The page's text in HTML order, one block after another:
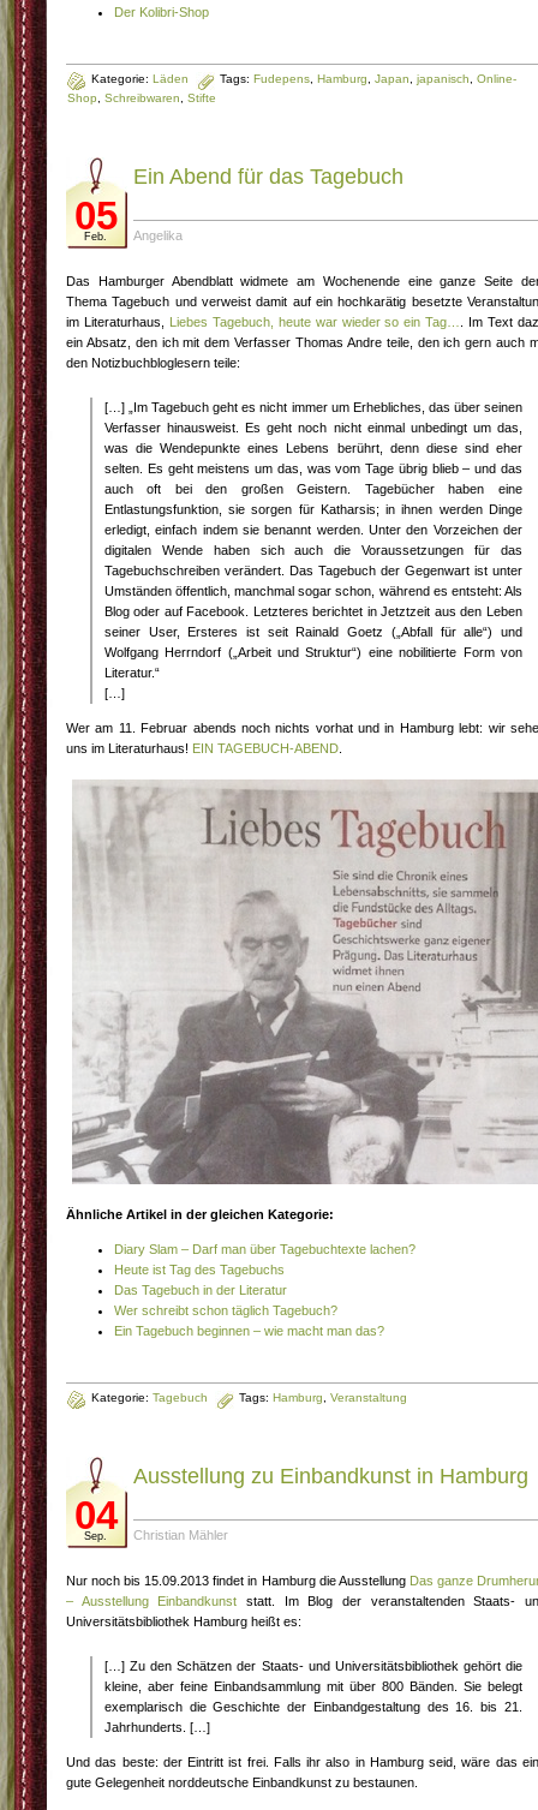
Der Kolibri-Shop
Kategorie: Läden Tags: Fudepens Hamburg Japan japanisch
Online-
Shop
Schreibwaren Stifte
05
Feb.
Ein Abend für das Tagebuch
Angelika
Das Hamburger Abendblatt widmete am Wochenende eine ganze Seite
Thema Tagebuch und verweist damit auf ein hochkarätig besetzte
im Literaturhaus, Liebes Tagebuch, heute war wieder so ein Tag…
. Im Text
ein Absatz, den ich mit dem Verfasser Thomas Andre teile, den ich gern auch
den Notizbuchbloglesern teile:
[…] „Im Tagebuch geht es nicht immer um Erhebliches, das über seinen
Verfasser hinausweist. Es geht noch nicht einmal unbedingt um das,
was die Wendepunkte eines Lebens berührt, denn diese sind eher
selten. Es geht meistens um das, was vom Tage übrig blieb – und das
auch oft bei den großen Geistern. Tagebücher haben eine
Entlastungsfunktion, sie sorgen für Katharsis; in ihnen werden Dinge
erledigt, einfach indem sie benannt werden. Unter den Vorzeichen der
digitalen Wende haben sich auch die Voraussetzungen für das
Tagebuchschreiben verändert. Das Tagebuch der Gegenwart ist unter
Umständen öffentlich, manchmal sogar schon, während es entsteht: Als
Blog oder auf Facebook. Letzteres berichtet in Jetztzeit aus den Leben
seiner User, Ersteres ist seit Rainald Goetz („Abfall für alle“) und
Wolfgang Herrndorf („Arbeit und Struktur“) eine nobilitierte Form von
Literatur.“
[…]
Wer am 11. Februar abends noch nichts vorhat und in Hamburg lebt: wir
uns im Literaturhaus! EIN TAGEBUCH-ABEND
Ähnliche Artikel in der gleichen Kategorie:
Diary Slam – Darf man über Tagebuchtexte lachen?
Heute ist Tag des Tagebuchs
Das Tagebuch in der Literatur
Wer schreibt schon täglich Tagebuch?
Ein Tagebuch beginnen – wie macht man das?
Kategorie: Tagebuch Tags: Hamburg Veranstaltung
04
Sep.
Ausstellung zu Einbandkunst in Hamburg
Christian Mähler
Nur noch bis 15.09.2013 findet in Hamburg die Ausstellung Das ganze
– Ausstellung Einbandkunst statt. Im Blog der veranstaltenden Staats-
Universitätsbibliothek Hamburg heißt es:
[…] Zu den Schätzen der Staats- und Universitätsbibliothek gehört die
kleine, aber feine Einbandsammlung mit über 800 Bänden. Sie belegt
exemplarisch die Geschichte der Einbandgestaltung des 16. bis 21.
Jahrhunderts. […]
Und das beste: der Eintritt ist frei. Falls ihr also in Hamburg seid, wäre das
gute Gelegenheit norddeutsche Einbandkunst zu bestaunen.